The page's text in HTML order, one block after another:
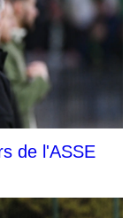
de l'ASSE